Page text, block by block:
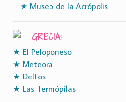
★ Museo de la Acrópolis
GRECIA:
★ El Peloponeso
★ Meteora
★ Delfos
★ Las Termópilas